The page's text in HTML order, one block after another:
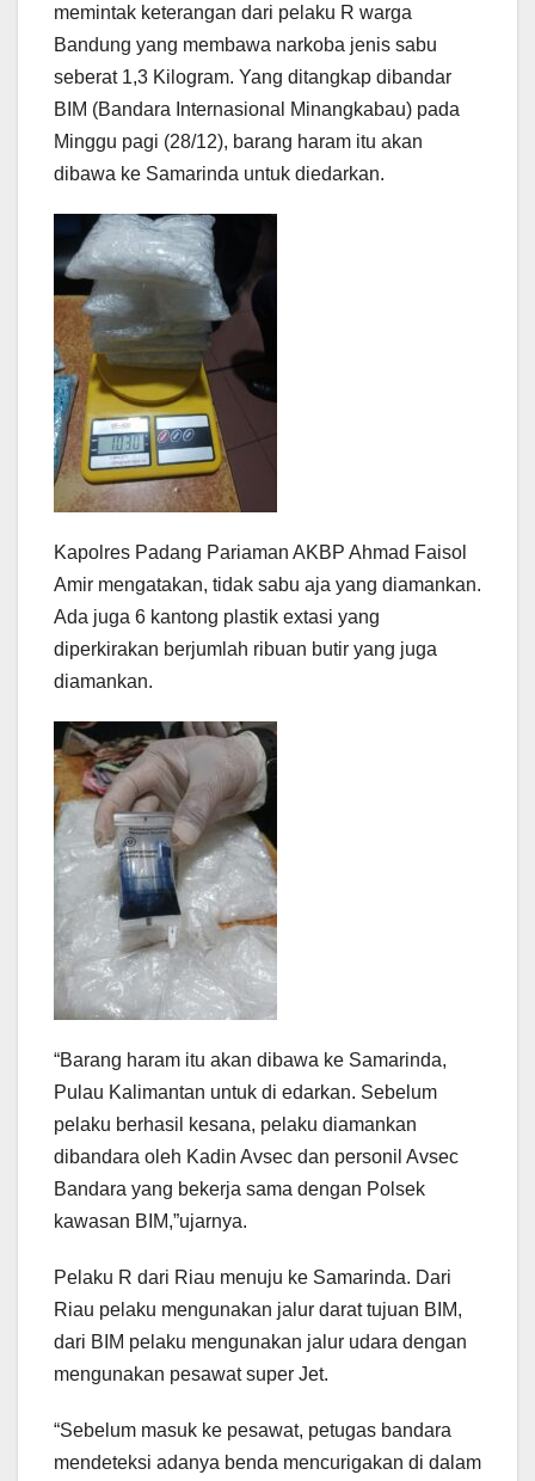
memintak keterangan dari pelaku R warga
Bandung yang membawa narkoba jenis sabu
seberat 1,3 Kilogram. Yang ditangkap dibandar
BIM (Bandara Internasional Minangkabau) pada
Minggu pagi (28/12), barang haram itu akan
dibawa ke Samarinda untuk diedarkan.
Kapolres Padang Pariaman AKBP Ahmad Faisol
Amir mengatakan, tidak sabu aja yang diamankan.
Ada juga 6 kantong plastik extasi yang
diperkirakan berjumlah ribuan butir yang juga
diamankan.
“Barang haram itu akan dibawa ke Samarinda,
Pulau Kalimantan untuk di edarkan. Sebelum
pelaku berhasil kesana, pelaku diamankan
dibandara oleh Kadin Avsec dan personil Avsec
Bandara yang bekerja sama dengan Polsek
kawasan BIM,”ujarnya.
Pelaku R dari Riau menuju ke Samarinda. Dari
Riau pelaku mengunakan jalur darat tujuan BIM,
dari BIM pelaku mengunakan jalur udara dengan
mengunakan pesawat super Jet.
“Sebelum masuk ke pesawat, petugas bandara
mendeteksi adanya benda mencurigakan di dalam